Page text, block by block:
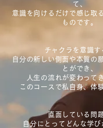
て、
意識を向けるだけで感じ取
ものです。
チャクラを意識す
自分の新しい側面や本質の
とができ、
人生の流れが変わって
このコースで私自身、体
直面している問
自分にとってどんな学